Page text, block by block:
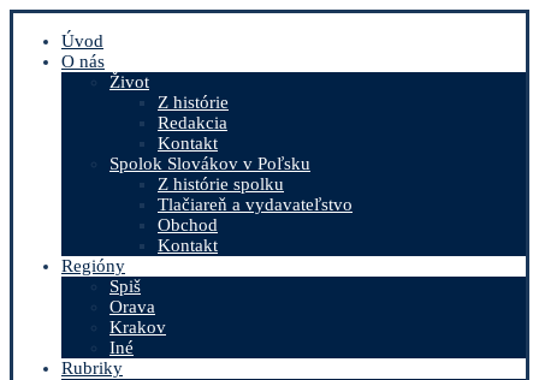
Úvod
O nás
Život
Z histórie
Redakcia
Kontakt
Spolok Slovákov v Poľsku
Z histórie spolku
Tlačiareň a vydavateľstvo
Obchod
Kontakt
Regióny
Spiš
Orava
Krakov
Iné
Rubriky